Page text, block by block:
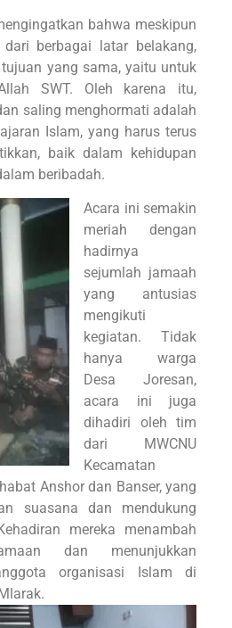
bahwa meskipun
berbagai latar belakang,
yang sama, yaitu untuk
SWT. Oleh karena itu,
saling menghormati adalah
Islam, yang harus terus
baik dalam kehidupan
beribadah.
Acara ini semakin
meriah dengan
hadirnya
sejumlah jamaah
yang antusias
mengikuti
kegiatan. Tidak
hanya warga
Desa Joresan,
acara ini juga
dihadiri oleh tim
dari MWCNU
Kecamatan
Anshor dan Banser, yang
suasana dan mendukung
mereka menambah
dan menunjukkan
organisasi Islam di